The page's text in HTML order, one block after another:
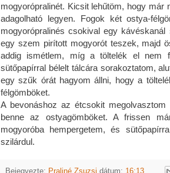
mogyorópralinét. Kicsit lehűtöm, hogy már
adagolható legyen. Fogok két ostya-
mogyorópralinés csokival egy
egy szem pirított mogyorót teszek, majd
addig ismétlem, míg a töltelék el nem
sütőpapírral bélelt tálcára sorakoztatom,
egy szűk órát hagyom állni, hogy a
félgömböket.
A bevonáshoz az étcsokit
benne az ostyagömböket. A frissen
mogyoróba hempergetem, és
szilárdul.
Bejegyezte: Praliné Zsuzsi dátum: 16:13